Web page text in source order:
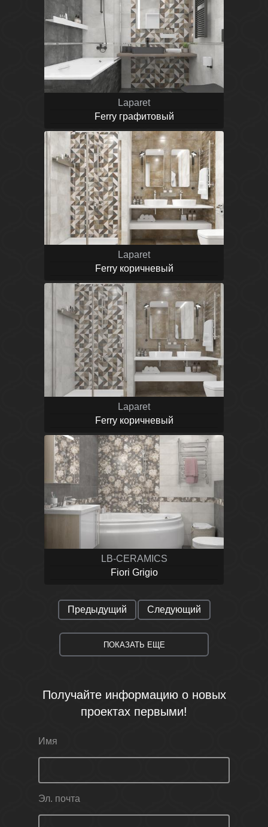
Laparet
Ferry графитовый
Laparet
Ferry коричневый
Laparet
Ferry коричневый
LB-CERAMICS
Fiori Grigio
Предыдущий Следующий
ПОКАЗАТЬ ЕЩЕ
Получайте информацию о новых
проектах первыми!
Имя
Эл. почта